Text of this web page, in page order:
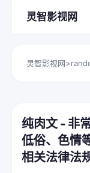
灵智影视网
灵智影视网>
纯肉文 - 非
低俗、色情
相关法律法